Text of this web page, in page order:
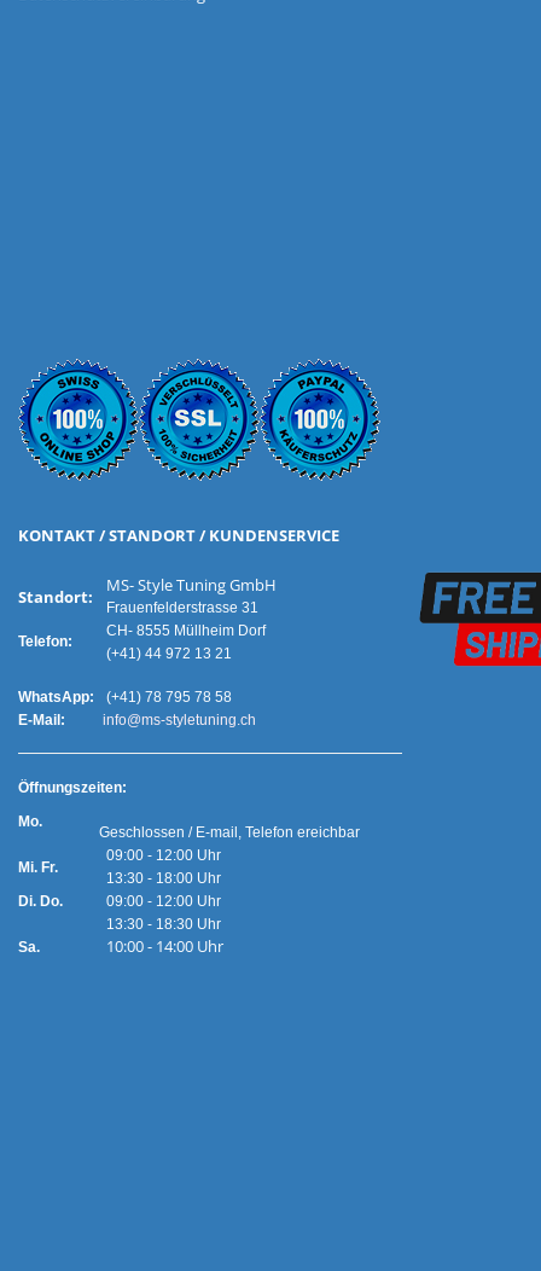
KONTAKT / STANDORT / KUNDENSERVICE
Standort:
Telefon:
MS- Style Tuning GmbH
Frauenfelderstrasse 31
CH- 8555 Müllheim Dorf
(+41) 44 972 13 21
WhatsApp:
(+41) 78 795 78 58
E-Mail:
info@ms-styletuning.ch
Öffnungszeiten:
Mo.
Mi. Fr.
Geschlossen / E-mail, Telefon ereichbar
09:00 - 12:00 Uhr
13:30 - 18:00 Uhr
Di. Do.
Sa.
09:00 - 12:00 Uhr
13:30 - 18:30 Uhr
10:00 - 14:00 Uhr